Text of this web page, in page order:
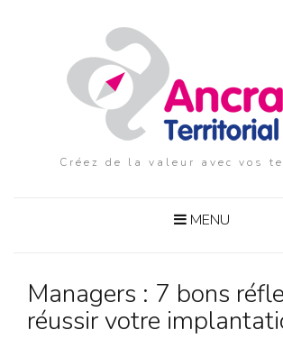
Créez de la valeur avec vos
MENU
Managers : 7 bons
réussir votre